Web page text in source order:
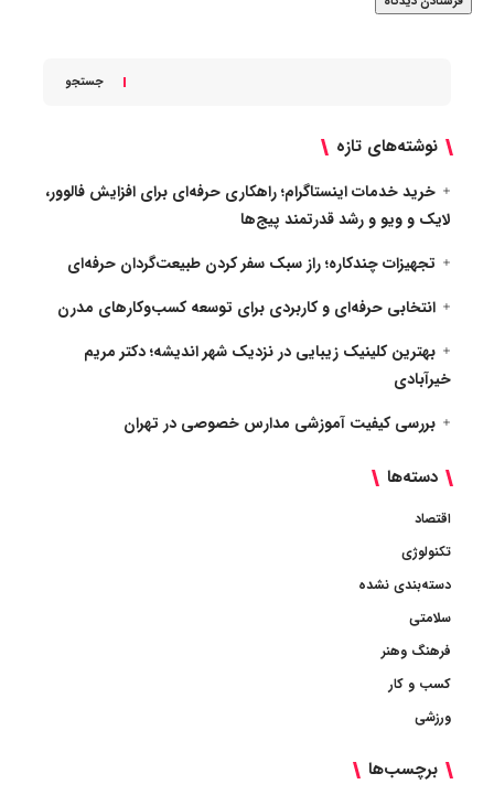
جستجو
نوشته‌های تازه
خرید خدمات اینستاگرام؛ راهکاری حرفه‌ای برای افزایش فالوور،
لایک و ویو و رشد قدرتمند پیج‌ها
تجهیزات چندکاره؛ راز سبک سفر کردن طبیعت‌گردان حرفه‌ای
انتخابی حرفه‌ای و کاربردی برای توسعه کسب‌وکارهای مدرن
بهترین کلینیک زیبایی در نزدیک شهر اندیشه؛ دکتر مریم
خیرآبادی
بررسی کیفیت آموزشی مدارس خصوصی در تهران
دسته‌ها
اقتصاد
تکنولوژی
دسته‌بندی نشده
سلامتی
فرهنگ وهنر
کسب و کار
ورزشی
برچسب‌ها